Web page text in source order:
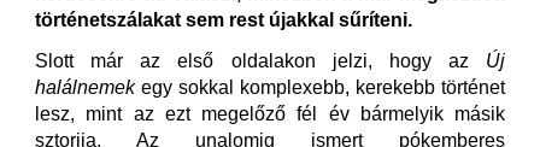
történetszálakat sem rest újakkal sűríteni.
Slott már az első oldalakon jelzi, hogy az Új
halálnemek egy sokkal komplexebb, kerekebb történet
lesz, mint az ezt megelőző fél év bármelyik másik
sztorija. Az unalomig ismert pókemberes